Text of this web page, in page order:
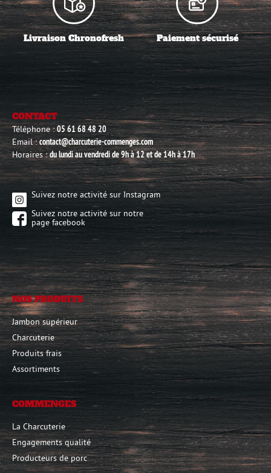
Livraison Chronofresh Paiement sécurisé
NOS PRODUITS
Jambon supérieur
Charcuterie
Produits frais
Assortiments
COMMENGES
La Charcuterie
Engagements qualité
Producteurs de porc
CONTACT
Téléphone :05 61 68 48 20
Email :contact@charcuterie-commenges.com
Horaires :du lundi au vendredi de 9h à 12 et de 14h à 17h
Suivez notre activité sur Instagram
Suivez notre activité sur notre
page facebook